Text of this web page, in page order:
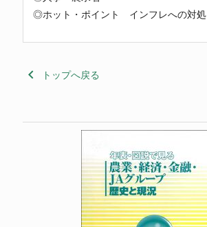
◎ホット・ポイント インフレへの対処
keyboard_arrow_left トップへ戻る